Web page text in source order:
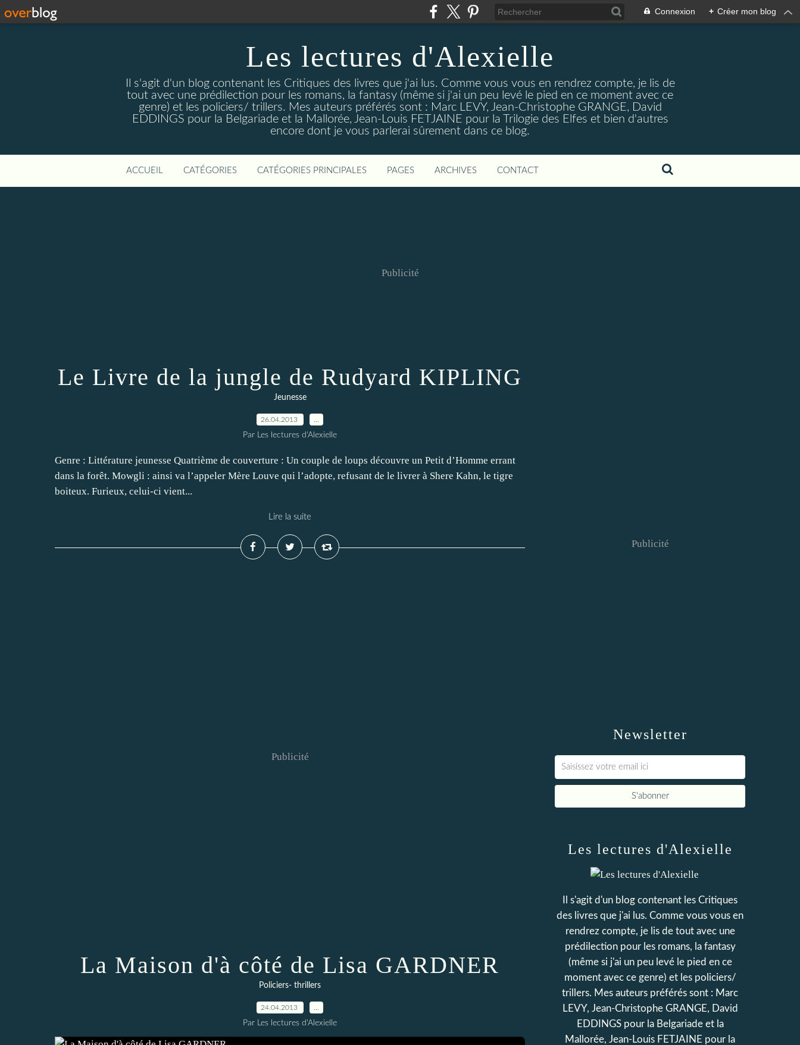
Connexion + Créer mon blog
Les lectures d'Alexielle
Il s'agit d'un blog contenant les Critiques des livres que j'ai lus. Comme vous vous en rendrez compte, je lis de
tout avec une prédilection pour les romans, la fantasy (même si j'ai un peu levé le pied en ce moment avec ce
genre) et les policiers/ trillers. Mes auteurs préférés sont : Marc LEVY, Jean-Christophe GRANGE, David
EDDINGS pour la Belgariade et la Mallorée, Jean-Louis FETJAINE pour la Trilogie des Elfes et bien d'autres
encore dont je vous parlerai sûrement dans ce blog.
ACCUEIL CATÉGORIES CATÉGORIES PRINCIPALES PAGES ARCHIVES CONTACT
Publicité
Le Livre de la jungle de Rudyard KIPLING
Jeunesse
26.04.2013
Par Les lectures d'Alexielle
Genre : Littérature jeunesse Quatrième de couverture : Un couple de loups découvre un Petit d’Homme errant
dans la forêt. Mowgli : ainsi va l’appeler Mère Louve qui l’adopte, refusant de le livrer à Shere Kahn, le tigre
boiteux. Furieux, celui-ci vient...
Lire la suite
Publicité
La Maison d'à côté de Lisa GARDNER
Policiers- thrillers
24.04.2013
Par Les lectures d'Alexielle
Newsletter
Publicité
Les lectures d'Alexielle
Il s'agit d'un blog contenant les Critiques
des livres que j'ai lus. Comme vous vous en
rendrez compte, je lis de tout avec une
prédilection pour les romans, la fantasy
(même si j'ai un peu levé le pied en ce
moment avec ce genre) et les policiers/
trillers. Mes auteurs préférés sont : Marc
LEVY, Jean-Christophe GRANGE, David
EDDINGS pour la Belgariade et la
Mallorée, Jean-Louis FETJAINE pour la